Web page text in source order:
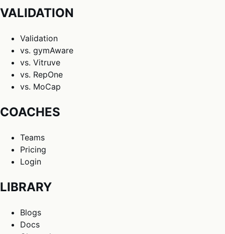
VALIDATION
Validation
vs. gymAware
vs. Vitruve
vs. RepOne
vs. MoCap
COACHES
Teams
Pricing
Login
LIBRARY
Blogs
Docs